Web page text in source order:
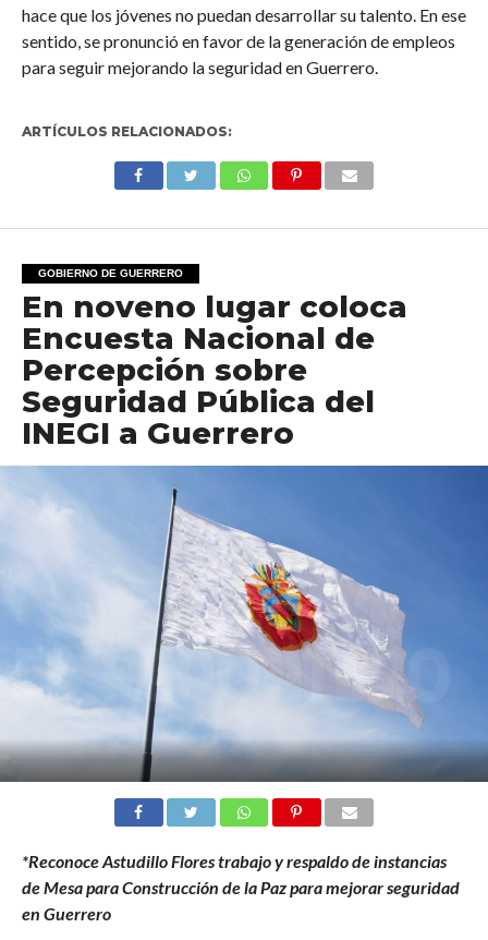
hace que los jóvenes no puedan desarrollar su talento. En ese
sentido, se pronunció en favor de la generación de empleos
para seguir mejorando la seguridad en Guerrero.
ARTÍCULOS RELACIONADOS:
GOBIERNO DE GUERRERO
En noveno lugar coloca
Encuesta Nacional de
Percepción sobre
Seguridad Pública del
INEGI a Guerrero
*Reconoce Astudillo Flores trabajo y respaldo de instancias
de Mesa para Construcción de la Paz para mejorar seguridad
en Guerrero